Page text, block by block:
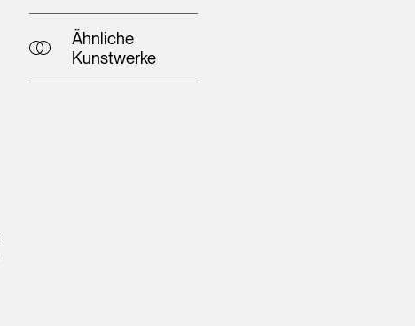
Ähnliche
Kunstwerke